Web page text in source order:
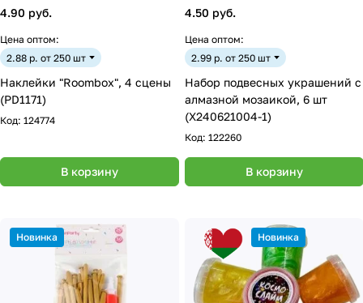
4.90 руб.
Цена оптом:
2.88 р. от 250 шт
Наклейки "Roombox", 4 сцены
(PD1171)
Код: 124774
В корзину
4.50 руб.
Цена оптом:
2.99 р. от 250 шт
Набор подвесных украшений с
алмазной мозаикой, 6 шт
(X240621004-1)
Код: 122260
В корзину
Новинка Новинка